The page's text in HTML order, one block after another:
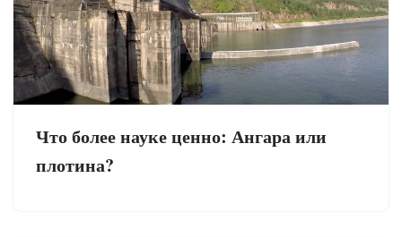
Что более науке ценно: Ангара или
плотина?